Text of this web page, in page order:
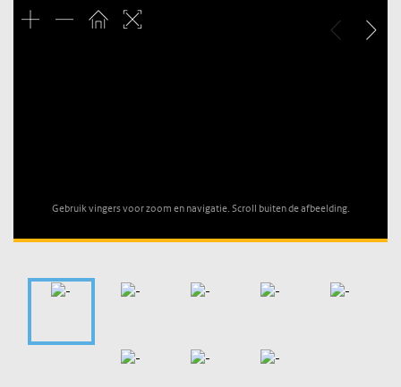
Gebruik vingers voor zoom en navigatie. Scroll buiten de afbeelding.